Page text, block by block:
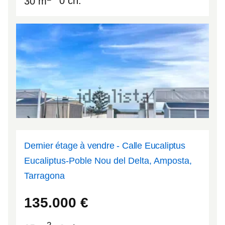
Dernier étage à vendre - Calle Eucaliptus
Eucaliptus-Poble Nou del Delta, Amposta,
Tarragona
135.000 €